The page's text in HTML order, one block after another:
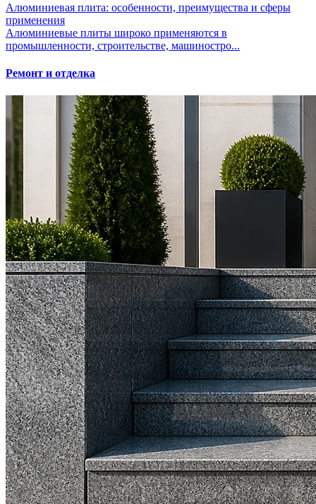
Алюминиевая плита: особенности, преимущества и сферы
применения
Алюминиевые плиты широко применяются в
промышленности, строительстве, машиностро...
Ремонт и отделка